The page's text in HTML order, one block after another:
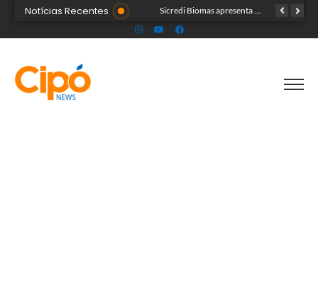
Notícias Recentes Acre segue em alerta para casos de síndrome respiratória aguda grave, aponta Fiocruz